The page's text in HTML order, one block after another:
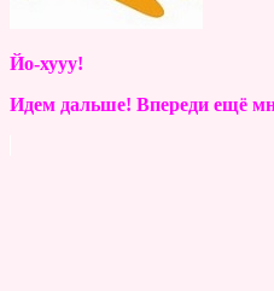
Йо-хууу!
Идем дальше! Впереди ещё